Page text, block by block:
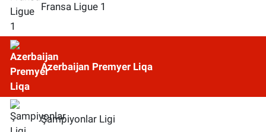
Fransa Ligue 1
Azerbaijan Premyer Liqa
Şampiyonlar Ligi